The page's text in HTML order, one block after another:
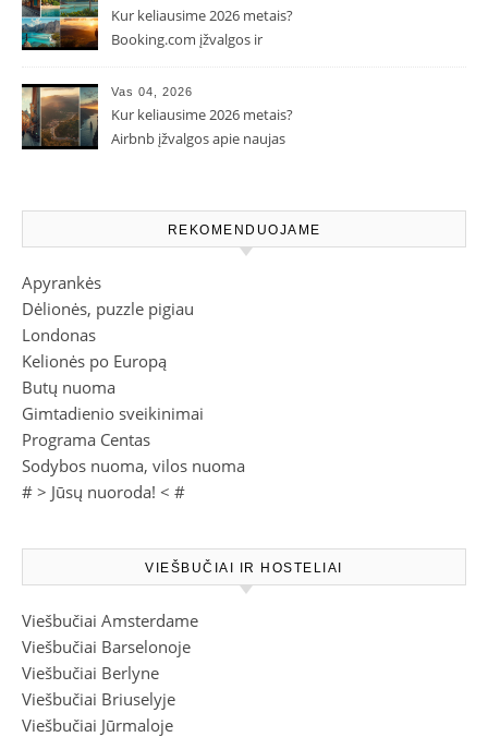
Kur keliausime 2026 metais?
Booking.com įžvalgos ir
Vas 04, 2026
Kur keliausime 2026 metais?
Airbnb įžvalgos apie naujas
REKOMENDUOJAME
Apyrankės
Dėlionės, puzzle pigiau
Londonas
Kelionės po Europą
Butų nuoma
Gimtadienio sveikinimai
Programa Centas
Sodybos nuoma, vilos nuoma
# > Jūsų nuoroda! < #
VIEŠBUČIAI IR HOSTELIAI
Viešbučiai Amsterdame
Viešbučiai Barselonoje
Viešbučiai Berlyne
Viešbučiai Briuselyje
Viešbučiai Jūrmaloje